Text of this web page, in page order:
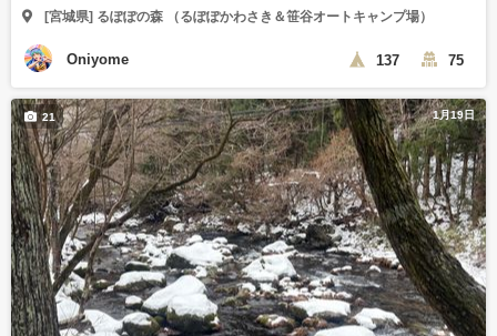
[宮城県] るぽぽの森 （るぽぽかわさき＆笹谷オートキャンプ場）
Oniyome 137 75
1月19日
21